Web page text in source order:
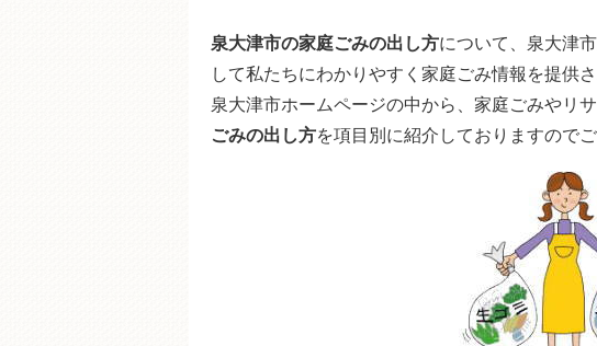
泉大津市の家庭ごみの出し方について、泉大津
して私たちにわかりやすく家庭ごみ情報を提供さ
泉大津市ホームページの中から、家庭ごみやリ
ごみの出し方を項目別に紹介しておりますので